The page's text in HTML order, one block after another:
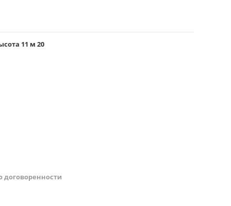
11 м 20
договоренности